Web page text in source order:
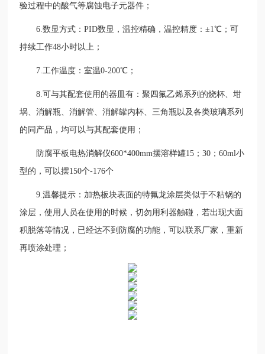
验过程中的酸气等腐蚀电子元器件；
6.数显方式：PID数显，温控精确，温控精度：±1℃；可
持续工作48小时以上；
7.工作温度：室温0-200℃；
8.可与其配套使用的器皿有：聚四氟乙烯系列的烧杯、坩
埚、消解瓶、消解管、消解罐内杯、三角瓶以及各类玻璃系列
的同产品，均可以与其配套使用；
防腐平板电热消解仪600*400mm摆溶样罐15；30；60ml小
型的，可以摆150个-176个
9.温馨提示：加热板块表面的特氟龙涂层类似于不粘锅的
涂层，使用人员在使用的时候，切勿用利器触碰，若出现大面
积脱落等情况，已经达不到防腐的功能，可以联系厂家，重新
再喷涂处理；